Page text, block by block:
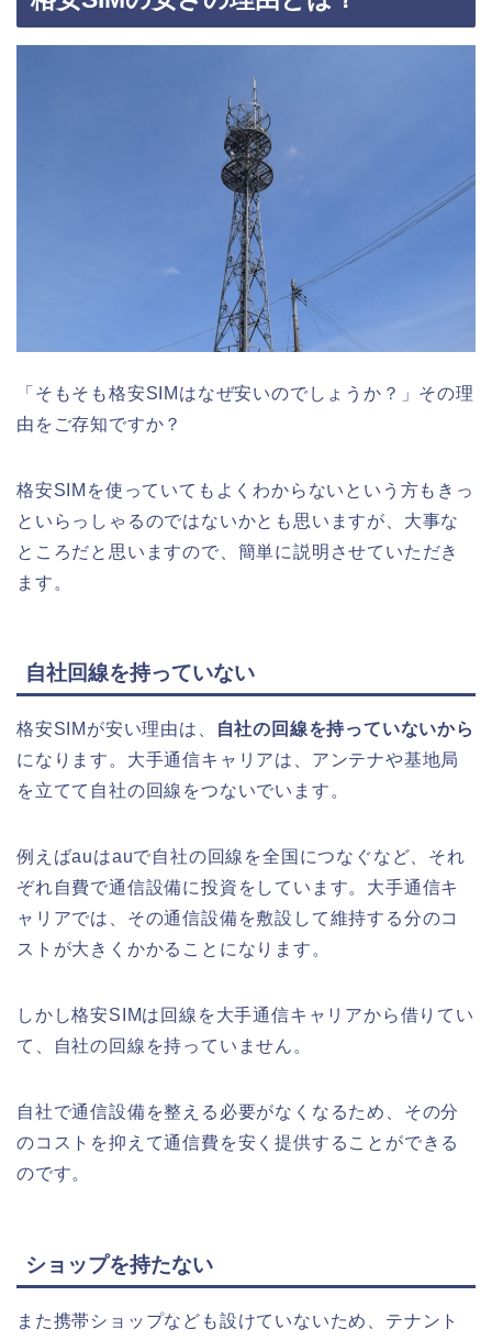
「そもそも格安SIMはなぜ安いのでしょうか？」 その理
由をご存知ですか？
格安SIMを使っていてもよくわからないという方もきっ
といらっしゃるのではないかとも思いますが、大事な
ところだと思いますので、簡単に説明させていただき
ます。
自社回線を持っていない
格安SIMが安い理由は、
自社の回線を持っていないから
になります。 大手通信キャリアは、アンテナや基地局
を立てて自社の回線をつないでいます。
例えばauはauで自社の回線を全国につなぐなど、それ
ぞれ自費で通信設備に投資をしています。 大手通信キ
ャリアでは、その通信設備を敷設して維持する分のコ
ストが大きくかかることになります。
しかし格安SIMは回線を大手通信キャリアから借りてい
て、自社の回線を持っていません。
自社で通信設備を整える必要がなくなるため、その分
のコストを抑えて通信費を安く提供することができる
のです。
ショップを持たない
また携帯ショップなども設けていないため、テナント